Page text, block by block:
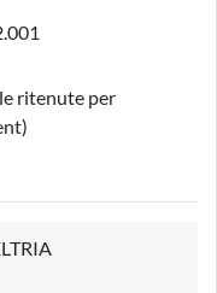
ritenute per